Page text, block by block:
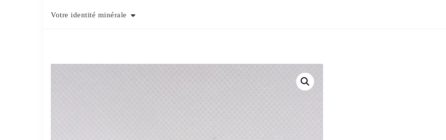
Votre identité minérale